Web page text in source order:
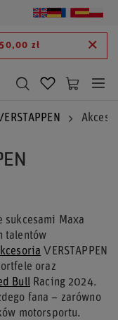
zł
Maxa
talentów
VERSTAPPEN
oraz
BullRacing 2024.
fana – zarówno
motorsportu.